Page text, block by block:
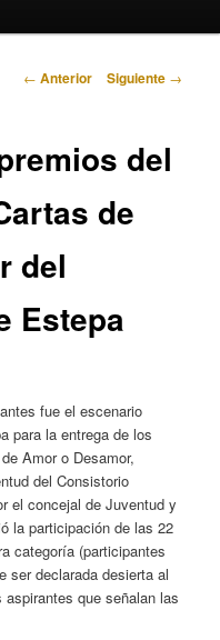
Navegación
← Anterior Siguiente →
del
de
del
Estepa
fue el escenario
para la entrega de los
Amor o Desamor,
del Consistorio
el concejal de Juventud y
la participación de las 22
categoría (participantes
ser declarada desierta al
que señalan las